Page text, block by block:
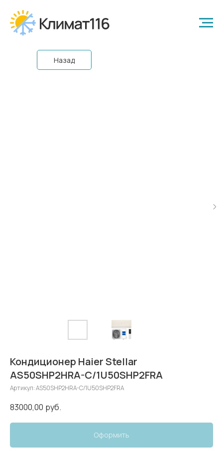
Назад
Кондиционер Haier Stellar
AS50SHP2HRA-C/1U50SHP2FRA
Артикул:AS50SHP2HRA-C/1U50SHP2FRA
83000,00 руб.
Оформить